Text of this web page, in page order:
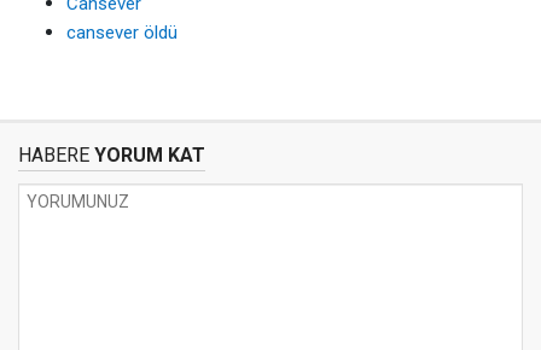
cansever öldü
HABERE YORUM KAT